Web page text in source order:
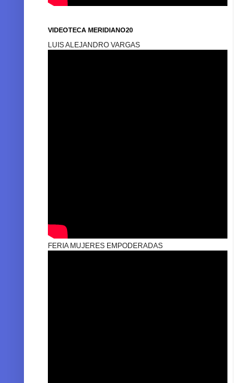
VIDEOTECA MERIDIANO20
LUIS ALEJANDRO VARGAS
FERIA MUJERES EMPODERADAS